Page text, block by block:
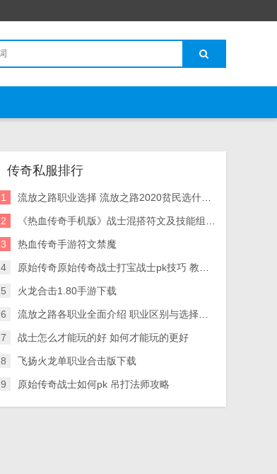
传奇私服排行
1 流放之路职业选择 流放之路2020贫民选什么职业好
2 《热血传奇手机版》战士混搭符文及技能组合符文推荐
3 热血传奇手游符文禁魔
4 原始传奇原始传奇战士打宝战士pk技巧 教你如何应付战士的技能
5 火龙合击1.80手游下载
6 流放之路各职业全面介绍 职业区别与选择攻略
7 战士怎么才能玩的好 如何才能玩的更好
8 飞扬火龙单职业合击版下载
9 原始传奇战士如何pk 吊打法师攻略